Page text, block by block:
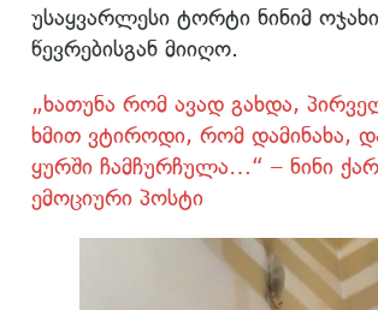
უსაყვარლესი ტორტი ნინიმ
წევრებისგან მიიღო.
„ხათუნა რომ ავად გახდა,
ხმით ვტიროდი, რომ დამინახა,
ყურში ჩამჩურჩულა…“ – ნინი
ემოციური პოსტი